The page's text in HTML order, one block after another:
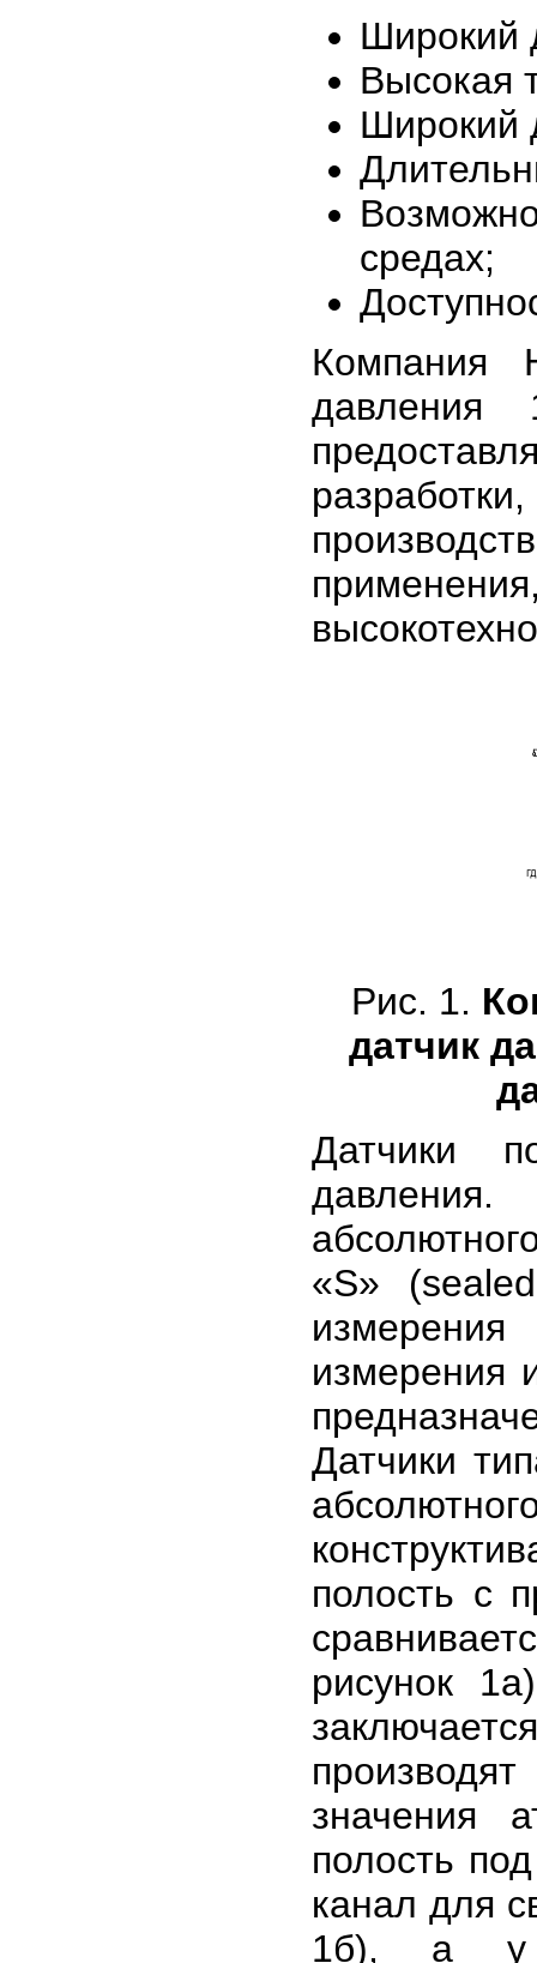
Широкий
Высокая
Широкий
средах;
Компания
давления
Рис. 1.
датчик
Датчики
«S»
измерения
Датчики
полость с
рисунок
значения
полость
канал для
1б), a у